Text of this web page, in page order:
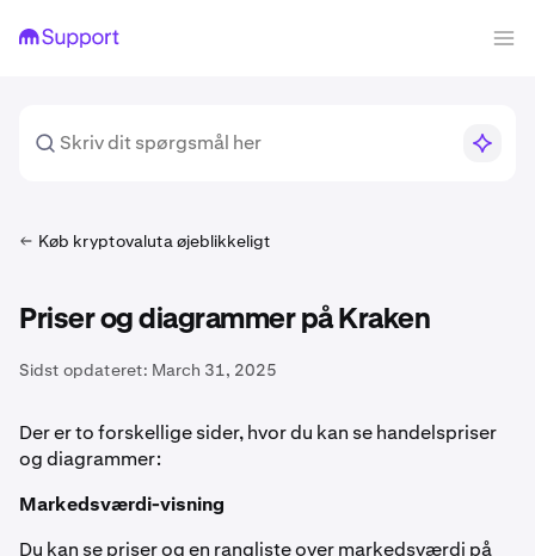
Køb kryptovaluta øjeblikkeligt
Priser og diagrammer på Kraken
Sidst opdateret: March 31, 2025
Der er to forskellige sider, hvor du kan se handelspriser
og diagrammer:
Markedsværdi-visning
Du kan se priser og en rangliste over markedsværdi på